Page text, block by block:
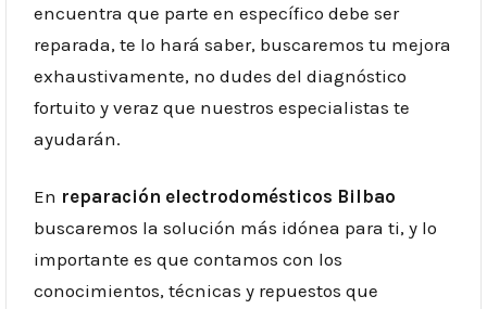
encuentra que parte en específico debe ser
reparada, te lo hará saber, buscaremos tu mejora
exhaustivamente, no dudes del diagnóstico
fortuito y veraz que nuestros especialistas te
ayudarán.
En reparación electrodomésticos Bilbao
buscaremos la solución más idónea para ti, y lo
importante es que contamos con los
conocimientos, técnicas y repuestos que